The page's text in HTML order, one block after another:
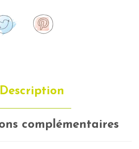
Description
complémentaires